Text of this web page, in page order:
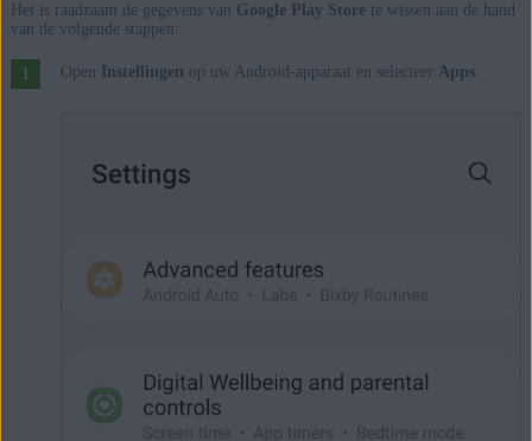
Het is raadzaam de gegevens van Google Play Storete wissen aan de hand
van de volgende stappen:
Open Instellingen op uw Android-apparaat en selecteer Apps.